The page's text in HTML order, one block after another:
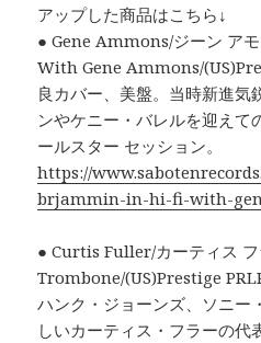
アップした商品はこちら↓
● Gene Ammons/ジーン ア
With Gene Ammons/
良カバー、美盤。当時新進気
ンやケニー・バレルを迎えて
ールスター セッション。
https://
brjammin-in-hi-fi-with-
● Curtis Fuller/カーティス
Trombone/(US)Prestige
ハンク・ジョーンズ、ソニー
しいカーティス・フラーの代